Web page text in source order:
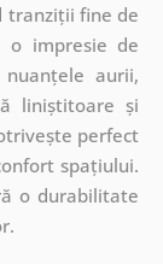
tranziții fine de
o impresie de
aurii,
liniștitoare și
perfect
spațiului.
o durabilitate